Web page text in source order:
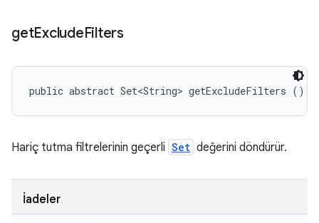
getExcludeFilters
public abstract Set<String> getExcludeFilters ()
Hariç tutma filtrelerinin geçerli Set değerini döndürür.
İadeler